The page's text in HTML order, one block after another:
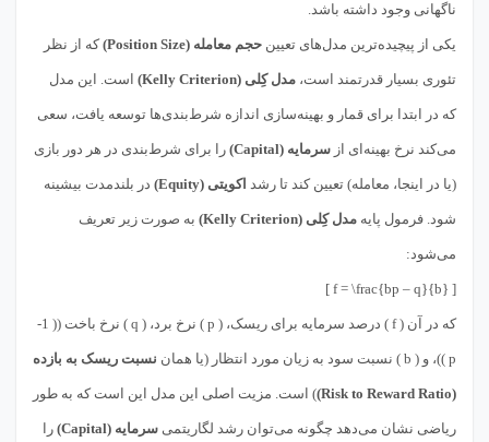
ناگهانی وجود داشته باشد.
یکی از پیچیده‌ترین مدل‌های تعیین حجم معامله (Position Size) که از نظر
تئوری بسیار قدرتمند است، مدل کِلی (Kelly Criterion) است. این مدل
که در ابتدا برای قمار و بهینه‌سازی اندازه شرط‌بندی‌ها توسعه یافت، سعی
می‌کند نرخ بهینه‌ای از سرمایه (Capital) را برای شرط‌بندی در هر دور بازی
(یا در اینجا، معامله) تعیین کند تا رشد اکویتی (Equity) در بلندمدت بیشینه
شود. فرمول پایه مدل کِلی (Kelly Criterion) به صورت زیر تعریف
می‌شود:
[ f = \frac{bp – q}{b} ]
که در آن ( f ) درصد سرمایه برای ریسک، ( p ) نرخ برد، ( q ) نرخ باخت (( 1-
p ))، و ( b ) نسبت سود به زیان مورد انتظار (یا همان نسبت ریسک به بازده
(Risk to Reward Ratio) ) است. مزیت اصلی این مدل این است که به طور
ریاضی نشان می‌دهد چگونه می‌توان رشد لگاریتمی سرمایه (Capital) را